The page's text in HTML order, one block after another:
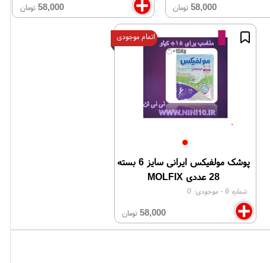
58,000تومان 58,000تومان
پوشک مولفیکس ایرانی سایز 6 بسته
28 عددی MOLFIX
شماره 6 - موجودی: 0
58,000تومان
اتمام موجودی